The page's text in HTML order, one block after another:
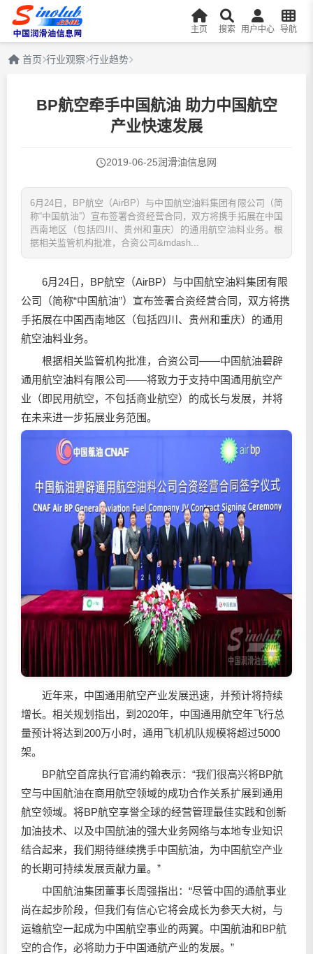
主页 搜索 用户中心 导航
首页 行业观察 行业趋势
BP航空牵手中国航油 助力中国航空
产业快速发展
2019-06-25润滑油信息网
6月24日，BP航空（AirBP）与中国航空油料集团有限公司（简
称“中国航油”）宣布签署合资经营合同，双方将携手拓展在中国
西南地区（包括四川、贵州和重庆）的通用航空油料业务。根
据相关监管机构批准，合资公司&mdash...
6月24日，BP航空（AirBP）与中国航空油料集团有限
公司（简称“中国航油”）宣布签署合资经营合同，双方将携
手拓展在中国西南地区（包括四川、贵州和重庆）的通用
航空油料业务。
根据相关监管机构批准，合资公司——中国航油碧辟
通用航空油料有限公司——将致力于支持中国通用航空产
业（即民用航空，不包括商业航空）的成长与发展，并将
在未来进一步拓展业务范围。
近年来，中国通用航空产业发展迅速，并预计将持续
增长。相关规划指出，到2020年，中国通用航空年飞行总
量预计将达到200万小时，通用飞机机队规模将超过5000
架。
BP航空首席执行官浦约翰表示：“我们很高兴将BP航
空与中国航油在商用航空领域的成功合作关系扩展到通用
航空领域。将BP航空享誉全球的经营管理最佳实践和创新
加油技术、以及中国航油的强大业务网络与本地专业知识
结合起来，我们期待继续携手中国航油，为中国航空产业
的长期可持续发展贡献力量。”
中国航油集团董事长周强指出：“尽管中国的通航事业
尚在起步阶段，但我们有信心它将会成长为参天大树，与
运输航空一起成为中国航空事业的两翼。中国航油和BP航
空的合作，必将助力于中国通航产业的发展。”